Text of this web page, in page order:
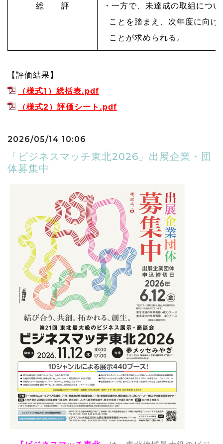
総 評
・一方で、未達成の取組につ
ことを踏まえ、次年度に向け
ことが求められる。
【評価結果】
（様式1）総括表.pdf
（様式2）評価シート.pdf
2026/05/14 10:06
「ビジネスマッチ東北2026」出展企業・団
体募集中